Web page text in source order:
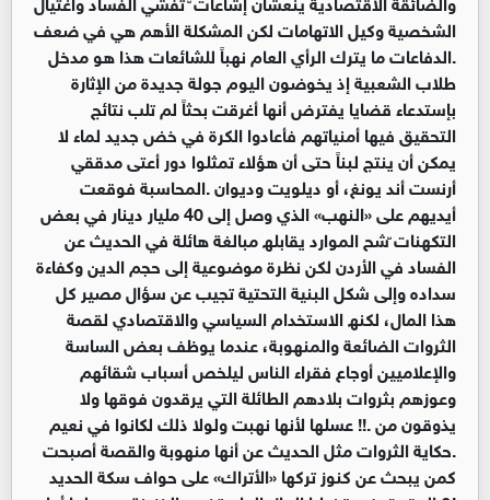
الشخصیة وكیل الاتھامات لكن المشكلة الأھم ھي في ضعف
.الدفاعات ما یترك الرأي العام نھباً للشائعات ھذا ھو مدخل
طلاب الشعبیة إذ یخوضون الیوم جولة جدیدة من الإثارة
بإستدعاء قضایا یفترض أنھا أغرقت بحثاً لم تلب نتائج
التحقیق فیھا أمنیاتھم فأعادوا الكرة في خض جدید لماء لا
یمكن أن ینتج لبناً حتى أن ھؤلاء تمثلوا دور أعتى مدققي
أرنست أند یونغ، أو دیلویت ودیوان .المحاسبة فوقعت
أیدیھم على «النھب» الذي وصل إلى 40 ملیار دینار في بعض
التكھنات ّشح الموارد یقابلھ مبالغة ھائلة في الحدیث عن
الفساد في الأردن لكن نظرة موضوعیة إلى حجم الدین وكفاءة
سداده وإلى شكل البنیة التحتیة تجیب عن سؤال مصیر كل
ھذا المال، لكنھ الاستخدام السیاسي والاقتصادي لقصة
الثروات الضائعة والمنھوبة، عندما یوظف بعض الساسة
والإعلامیین أوجاع فقراء الناس لیلخص أسباب شقائھم
وعوزھم بثروات بلادھم الطائلة التي یرقدون فوقھا ولا
یذوقون من .!! عسلھا لأنھا نھبت ولولا ذلك لكانوا في نعیم
.حكایة الثروات مثل الحدیث عن أنھا منھوبة والقصة أصبحت
كمن یبحث عن كنوز تركھا «الأتراك» على حواف سكة الحدید